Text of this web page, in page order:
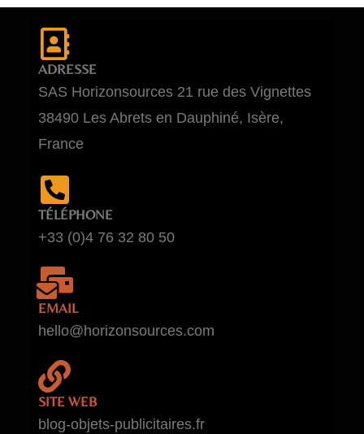
ADRESSE
SAS Horizonsources 21 rue des Vignettes
38490 Les Abrets en Dauphiné, Isère,
France
TÉLÉPHONE
+33 (0)4 76 32 80 50
EMAIL
hello@horizonsources.com
SITE WEB
blog-objets-publicitaires.fr